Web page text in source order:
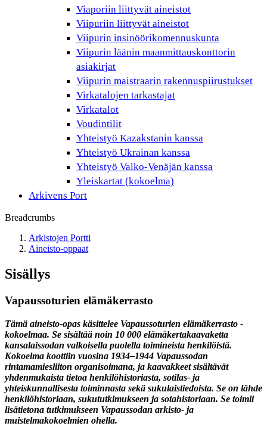
Viaporiin liittyvät aineistot
Viipuriin liittyvät aineistot
Viipurin insinöörikomennuskunta
Viipurin läänin maanmittauskonttorin
asiakirjat
Viipurin maistraarin rakennuspiirustukset
Virkatalojen tarkastajat
Virkatalot
Voudintilit
Yhteistyö Kazakstanin kanssa
Yhteistyö Ukrainan kanssa
Yhteistyö Valko-Venäjän kanssa
Yleiskartat (kokoelma)
Arkivens Port
Breadcrumbs
Arkistojen Portti
Aineisto-oppaat
Sisällys
Vapaussoturien elämäkerrasto
Tämä aineisto-opas käsittelee Vapaussoturien elämäkerrasto -
kokoelmaa. Se sisältää noin 10 000 elämäkertakaavaketta
kansalaissodan valkoisella puolella toimineista henkilöistä.
Kokoelma koottiin vuosina 1934–1944 Vapaussodan
rintamamiesliiton organisoimana, ja kaavakkeet sisältävät
yhdenmukaista tietoa henkilöhistoriasta, sotilas- ja
yhteiskunnallisesta toiminnasta sekä sukulaistiedoista. Se on lähde
henkilöhistoriaan, sukututkimukseen ja sotahistoriaan. Se toimii
lisätietona tutkimukseen Vapaussodan arkisto- ja
muistelmakokoelmien ohella.